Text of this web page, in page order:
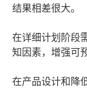
结果相差很大。
在详细计划阶段
知因素，增强可
在产品设计和降